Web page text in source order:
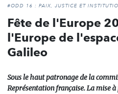
#ODD 16 : PAIX, JUSTICE ET
Fête de l'Europe
l'Europe de
Galileo
Sous le haut patronage de la
Représentation française. La mise